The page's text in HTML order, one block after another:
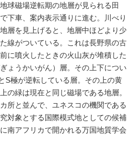
球磁場逆転期の地層が見られる田
下車、案内表示通りに進む。川べり
層を見上げると、地層中ほどより少
線がついている。これは長野県の古
に噴火したときの火山灰が堆積した
ょうかいがん）層。その上下につい
S極が逆転している層。その上の黄
の緑は現在と同じ磁場である地層。
所と並んで、ユネスコの機関である
対象とする国際模式地としての候補
南アフリカで開かれる万国地質学会